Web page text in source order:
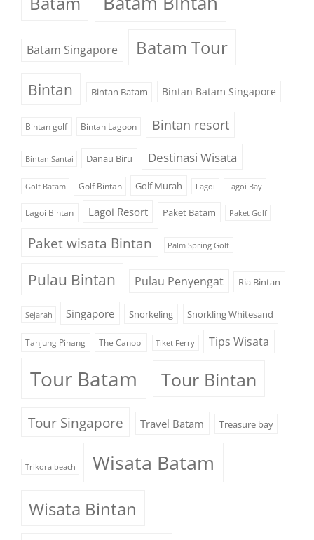
Batam Singapore Batam Tour
Bintan Bintan Batam Bintan Batam Singapore
Bintan golf Bintan Lagoon Bintan resort
Bintan Santai Danau Biru Destinasi Wisata
Golf Batam Golf Bintan Golf Murah Lagoi Lagoi Bay
Lagoi Bintan Lagoi Resort Paket Batam Paket Golf
Paket wisata Bintan Palm Spring Golf
Pulau Bintan Pulau Penyengat Ria Bintan
Sejarah Singapore Snorkeling Snorkling Whitesand
Tanjung Pinang The Canopi Tiket Ferry Tips Wisata
Tour Batam Tour Bintan
Tour Singapore Travel Batam Treasure bay
Trikora beach Wisata Batam
Wisata Bintan